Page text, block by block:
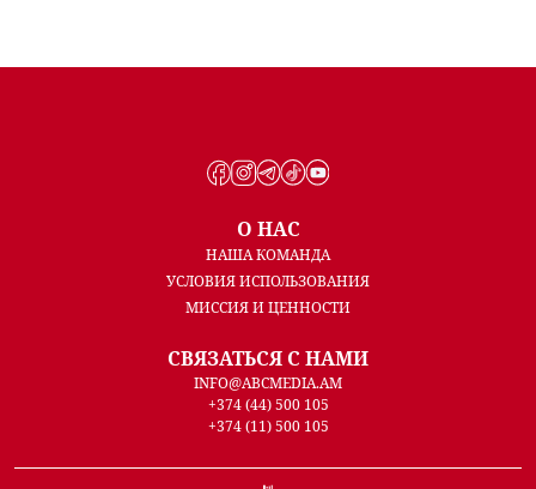
О НАС
НАША КОМАНДА
УСЛОВИЯ ИСПОЛЬЗОВАНИЯ
МИССИЯ И ЦЕННОСТИ
СВЯЗАТЬСЯ С НАМИ
INFO@ABCMEDIA.AM
+374 (44) 500 105
+374 (11) 500 105